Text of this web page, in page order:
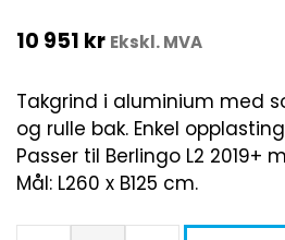
10 951 kr Ekskl. MVA
Takgrind i aluminium med
og rulle bak. Enkel
Passer til Berlingo L2 2019+
Mål: L260 x B125 cm.